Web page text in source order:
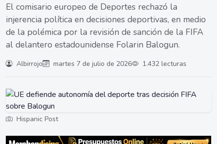
El comisario europeo de Deportes rechazó la
injerencia política en decisiones deportivas, en medio
de la polémica por la revisión de sanción de la FIFA
al delantero estadounidense Folarin Balogun.
Albirrojo martes 7 de julio de 2026 1.432 lecturas
Hispanic Post